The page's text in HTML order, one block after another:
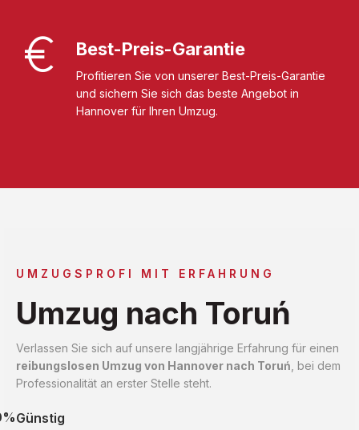
Best-Preis-Garantie
Profitieren Sie von unserer Best-Preis-Garantie
und sichern Sie sich das beste Angebot in
Hannover für Ihren Umzug.
UMZUGSPROFI MIT ERFAHRUNG
Umzug nach Toruń
Verlassen Sie sich auf unsere langjährige Erfahrung für einen
reibungslosen Umzug von Hannover nach Toruń , bei dem
Professionalität an erster Stelle steht.
Günstig